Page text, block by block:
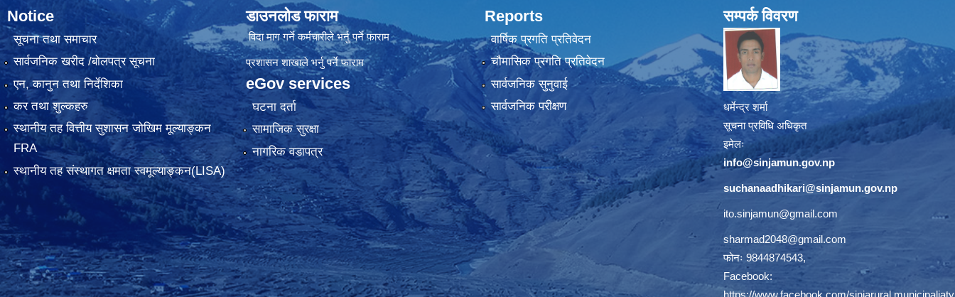
Notice
सूचना तथा समाचार
सार्वजनिक खरीद /बोलपत्र सूचना
एन, कानुन तथा निर्देशिका
कर तथा शुल्कहरु
स्थानीय तह वित्तीय सुशासन जोखिम मूल्याङ्कन
FRA
स्थानीय तह संस्थागत क्षमता स्वमूल्याङ्कन(LISA)
डाउनलोड फाराम
विदा माग गर्ने कर्मचारीले भर्नु पर्ने फाराम
प्रशासन शाखाले भर्नु पर्ने फाराम
eGov services
घटना दर्ता
सामाजिक सुरक्षा
नागरिक वडापत्र
Reports
वार्षिक प्रगति प्रतिवेदन
चौमासिक प्रगति प्रतिवेदन
सार्वजनिक सुनुवाई
सार्वजनिक परीक्षण
सम्पर्क विवरण
धर्मेन्द्र शर्मा
सूचना प्रविधि अधिकृत
इमेलः
info@sinjamun.gov.np
suchanaadhikari@sinjamun.gov.np
ito.sinjamun@gmail.com
sharmad2048@gmail.com
फोनः 9844874543,
Facebook:
https://www.facebook.com/